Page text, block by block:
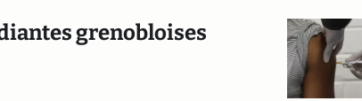
grenobloises